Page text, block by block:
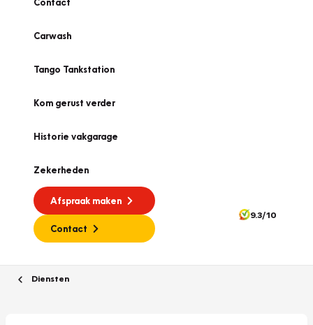
Carwash
Tango Tankstation
Kom gerust verder
Historie vakgarage
Zekerheden
Afspraak maken
Contact
9.3/10
Diensten